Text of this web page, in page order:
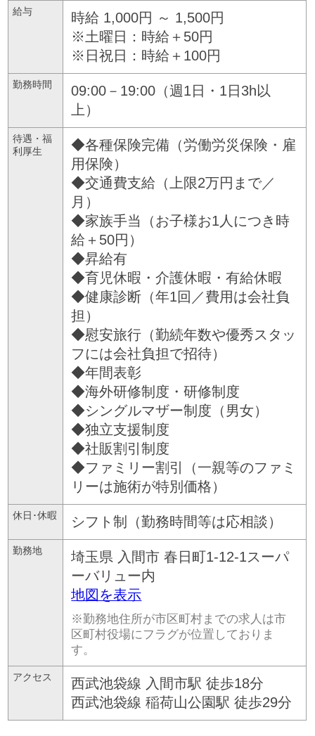
給与
時給 1,000円 ～ 1,500円
※土曜日：時給＋50円
※日祝日：時給＋100円
勤務時間
09:00－19:00（週1日・1日3h以
上）
待遇・福
利厚生
◆各種保険完備（労働労災保険・雇
用保険）
◆交通費支給（上限2万円まで／
月）
◆家族手当（お子様お1人につき時
給＋50円）
◆昇給有
◆育児休暇・介護休暇・有給休暇
◆健康診断（年1回／費用は会社負
担）
◆慰安旅行（勤続年数や優秀スタッ
フには会社負担で招待）
◆年間表彰
◆海外研修制度・研修制度
◆シングルマザー制度（男女）
◆独立支援制度
◆社販割引制度
◆ファミリー割引（一親等のファミ
リーは施術が特別価格）
休日･休暇 シフト制（勤務時間等は応相談）
勤務地 埼玉県 入間市 春日町1-12-1スーパ
ーバリュー内
地図を表示
※勤務地住所が市区町村までの求人は市
区町村役場にフラグが位置しておりま
す。
アクセス
西武池袋線 入間市駅 徒歩18分
西武池袋線 稲荷山公園駅 徒歩29分